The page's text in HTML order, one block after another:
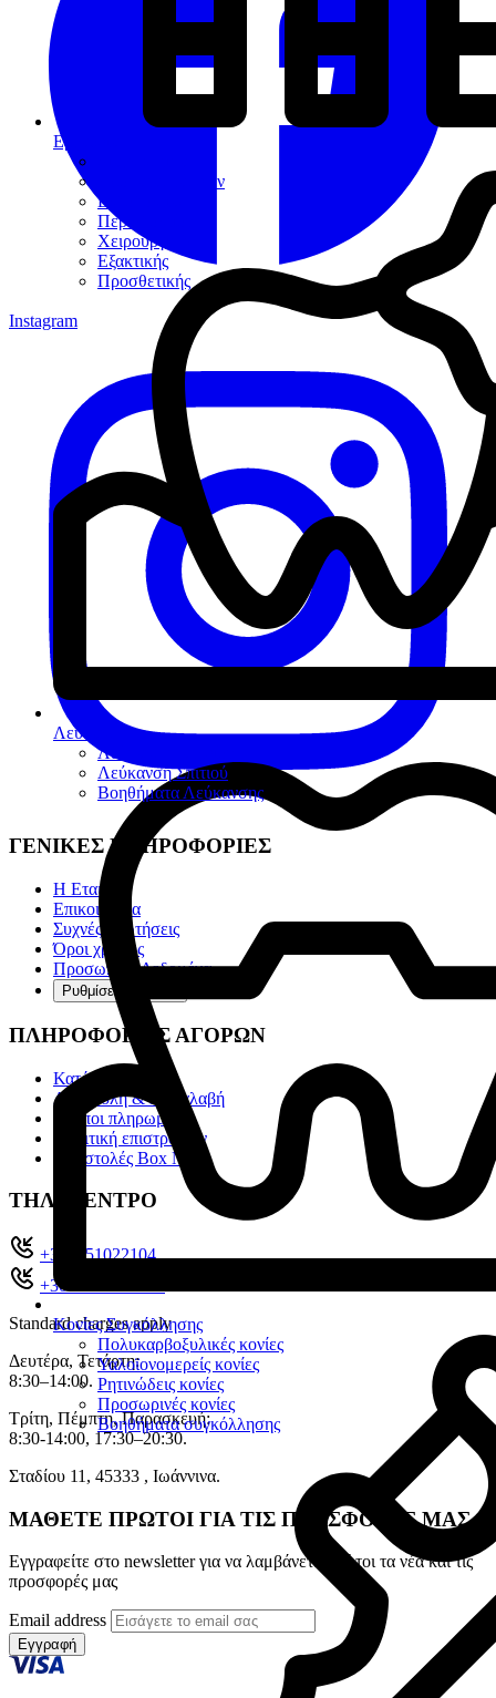
Εργαλεία
Αποκαταστάσεων
Ενδοδοντίας
Περιοδοντίου
Χειρουργικής
Εξακτικής
Προσθετικής
Λεύκανση
Λεύκανση Ιατρείου
Λεύκανση Σπιτιού
Βοηθήματα Λεύκανσης
Κονίες Συγκόλλησης
Πολυκαρβοξυλικές κονίες
Υαλοϊονομερείς κονίες
Ρητινώδεις κονίες
Προσωρινές κονίες
Βοηθήματα συγκόλλησης
Instagram
ΓΕΝΙΚΕΣ ΠΛΗΡΟΦΟΡΙΕΣ
Η Εταιρία
Επικοινωνία
Συχνές ερωτήσεις
Όροι χρήσης
Προσωπικά Δεδομένα
Ρυθμίσεις cookies
ΠΛΗΡΟΦΟΡΙΕΣ ΑΓΟΡΩΝ
Κατάλογοι
Αποστολή & Παραλαβή
Τρόποι πληρωμής
Πολιτική επιστροφών
Αποστολές Box Now
ΤΗΛ. ΚΕΝΤΡΟ
+302651022104
+30 26510 71321
Standard charges apply
Δευτέρα, Τετάρτη:
8:30–14:00.
Τρίτη, Πέμπτη, Παρασκευή:
8:30-14:00, 17:30–20:30.
Σταδίου 11, 45333 , Ιωάννινα.
ΜΑΘΕΤΕ ΠΡΩΤΟΙ ΓΙΑ ΤΙΣ ΠΡΟΣΦΟΡΕΣ ΜΑΣ
Εγγραφείτε στο newsletter για να λαμβάνετε πρώτοι τα νέα και τις
προσφορές μας
Email address
Εγγραφή